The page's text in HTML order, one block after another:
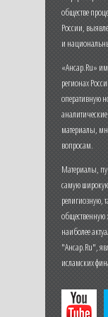
обществе
России,
и
«Ансар.Ru»
регионах
оперативную
материалы,
вопросам.
Материалы,
самую
религиозную,
наиболее
"Ансар.Ru",
исламских